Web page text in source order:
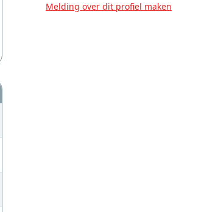
Melding over dit profiel maken